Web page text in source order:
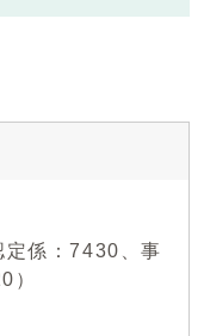
係：7430、事
）